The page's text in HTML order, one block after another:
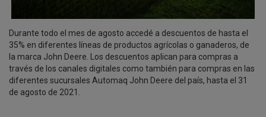
Durante todo el mes de agosto accedé a descuentos de hasta el
35% en diferentes líneas de productos agrícolas o ganaderos, de
la marca John Deere. Los descuentos aplican para compras a
través de los canales digitales como también para compras en las
diferentes sucursales Automaq John Deere del país, hasta el 31
de agosto de 2021.